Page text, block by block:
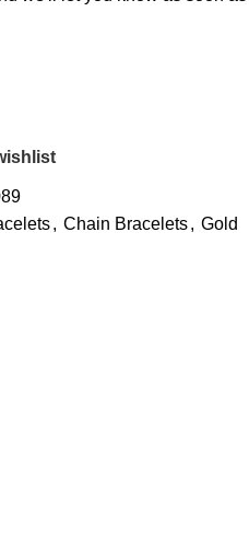
, Chain Bracelets, Gold